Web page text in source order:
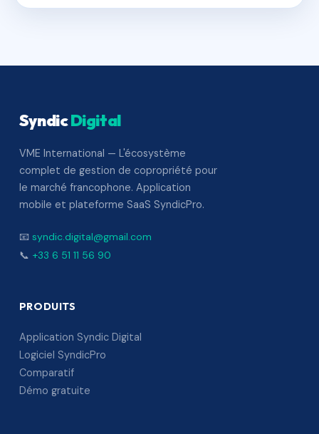
SyndicDigital
VME International — L'écosystème
complet de gestion de copropriété pour
le marché francophone. Application
mobile et plateforme SaaS SyndicPro.
📧 syndic.digital@gmail.com
📞 +33 6 51 11 56 90
PRODUITS
Application Syndic Digital
Logiciel SyndicPro
Comparatif
Démo gratuite